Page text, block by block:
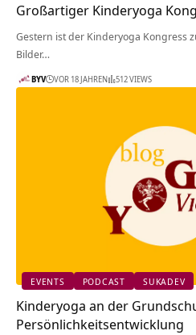
Großartiger Kinderyoga
Gestern ist der Kinderyoga Kongress
Bilder…
BYV VOR 18 JAHREN 512 VIEWS
EVENTS PODCAST SUKADEV
Kinderyoga an der
Persönlichkeitsentwicklung